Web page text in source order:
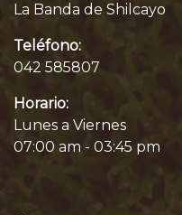
La Banda de Shilcayo
Teléfono:
042 585807
Horario:
Lunes a Viernes
07:00 am - 03:45 pm